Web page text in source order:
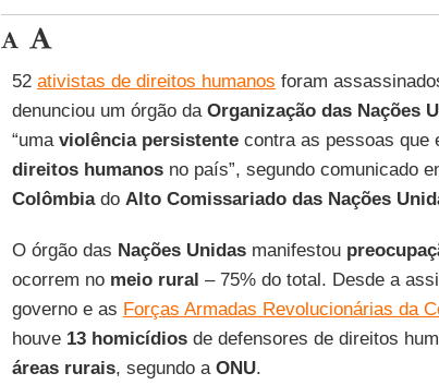
52 ativistas de direitos humanos foram
denunciou um órgão da Organização das Nações
“uma violência persistentecontra as pessoas que
direitos humanosno país”, segundo comunicado
Colômbiado Alto Comissariado das Nações
O órgão das Nações Unidasmanifestou
ocorrem no meio rural – 75% do total. Desde a
governo e as Forças Armadas Revolucionárias da
houve 13 homicídiosde defensores de direitos
áreas rurais, segundo a ONU.